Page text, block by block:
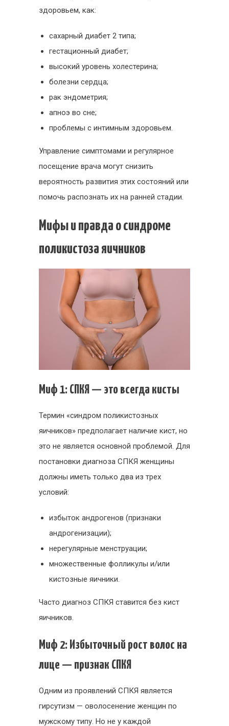
здоровьем, как:
сахарный диабет 2 типа;
гестационный диабет;
высокий уровень холестерина;
болезни сердца;
рак эндометрия;
апноэ во сне;
проблемы с интимным здоровьем.
Управление симптомами и регулярное
посещение врача могут снизить
вероятность развития этих состояний или
помочь распознать их на ранней стадии.
Мифы и правда о синдроме
поликистоза яичников
Миф 1: СПКЯ — это всегда кисты
Термин «синдром поликистозных
яичников» предполагает наличие кист, но
это не является основной проблемой. Для
постановки диагноза СПКЯ женщины
должны иметь только два из трех
условий:
избыток андрогенов (признаки
андрогенизации);
нерегулярные менструации;
множественные фолликулы и/или
кистозные яичники.
Часто диагноз СПКЯ ставится без кист
яичников.
Миф 2: Избыточный рост волос на
лице — признак СПКЯ
Одним из проявлений СПКЯ является
гирсутизм — оволосенение женщин по
мужскому типу. Но не у каждой